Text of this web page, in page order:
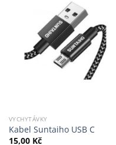
VYCHYTÁVKY
Kabel Suntaiho USB C
15,00 Kč